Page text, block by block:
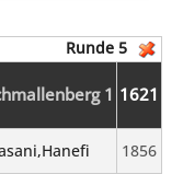
Runde 5
1 1621
1856